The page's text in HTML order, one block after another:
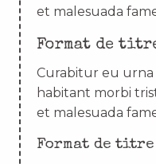
et malesuada
Format de
Curabitur eu
habitant morbi
et malesuada
Format de titre